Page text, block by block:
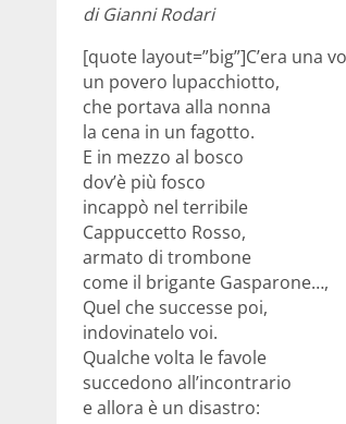
di Gianni Rodari
[quote layout=”big”]C’era una
un povero lupacchiotto,
che portava alla nonna
la cena in un fagotto.
E in mezzo al bosco
dov’è più fosco
incappò nel terribile
Cappuccetto Rosso,
armato di trombone
come il brigante Gasparone…,
Quel che successe poi,
indovinatelo voi.
Qualche volta le favole
succedono all’incontrario
e allora è un disastro: